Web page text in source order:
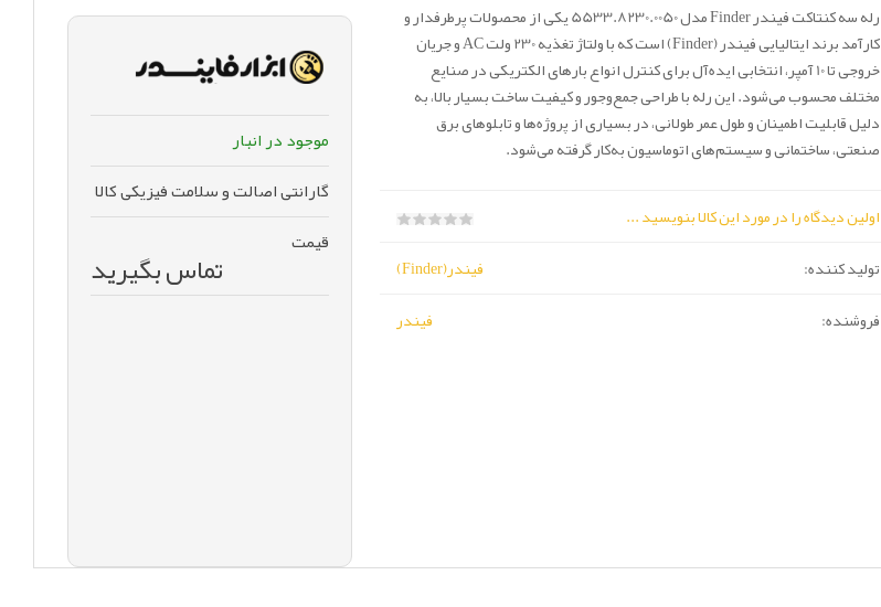
رله سه کنتاکت فیندر Finder مدل 5533.8230.0050 یکی از محصولات پرطرفدار و
کارآمد برند ایتالیایی فیندر (Finder) است که با ولتاژ تغذیه 230 ولت AC و جریان
خروجی تا 10 آمپر، انتخابی ایده‌آل برای کنترل انواع بارهای الکتریکی در صنایع
مختلف محسوب می‌شود. این رله با طراحی جمع‌وجور و کیفیت ساخت بسیار بالا، به
دلیل قابلیت اطمینان و طول عمر طولانی، در بسیاری از پروژه‌ها و تابلوهای برق
صنعتی، ساختمانی و سیستم‌های اتوماسیون به‌کار گرفته می‌شود.
اولین دیدگاه را در مورد این کالا بنویسید ...
تولید کننده:
فیندر(Finder)
فروشنده:
فیندر
موجود در انبار
گارانتی اصالت و سلامت فیزیکی کالا
قیمت
تماس بگیرید